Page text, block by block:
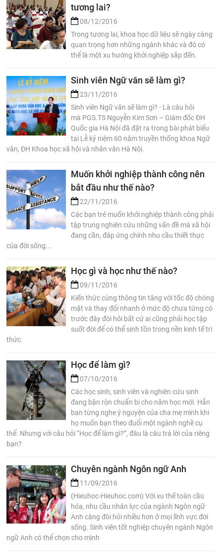
tương lai?
08/12/2016
Trong tương lai, khoa học dữ liệu sẽ ngày càng
quan trọng hơn những ngành khác và đó có
thể là một xu hướng khởi nghiệp sắp đến.
Sinh viên Ngữ văn sẽ làm gì?
23/11/2016
Sinh viên Ngữ văn sẽ làm gì? - Là câu hỏi
mà PGS.TS Nguyễn Kim Sơn – Giám đốc ĐH
Quốc gia Hà Nội đã đặt ra trong bài phát biểu
tại Lễ kỷ niệm 60 năm truyền thống khoa Ngữ
văn, ĐH Khoa học xã hội và nhân văn Hà Nội.
Muốn khởi nghiệp thành công nên
bắt đầu như thế nào?
22/11/2016
Các bạn trẻ muốn khởi nghiệp thành công phải
tập trung nghiên cứu những vấn đề mà xã hội
đang cần, đáp ứng chính nhu cầu thiết thực
của đời sống...
Học gì và học như thế nào?
09/11/2016
Kiến thức cùng thông tin tăng với tốc độ chóng
mặt và thay đổi nhanh ở mức độ chưa từng có
trước đây đòi hỏi bất cứ ai cũng phải học tập
suốt đời để có thể sinh tồn trong nền kinh tế tri
thức.
Học để làm gì?
07/10/2016
Các học sinh, sinh viên và nghiên cứu sinh
đang bận rộn chuẩn bị cho năm học mới. Hẳn
bạn từng nghe ý nguyện của cha mẹ mình khi
họ muốn bạn theo đuổi một ngành nghề cụ
thể. Nhưng với câu hỏi “Học để làm gì?”, đâu là câu trả lời của riêng
bạn?
Chuyên ngành Ngôn ngữ Anh
11/09/2016
(Hieuhoc-Hieuhoc.com) Với xu thế toàn cầu
hóa, nhu cầu nhân lực của ngành Ngôn ngữ
Anh càng đòi hỏi nhiều hơn ở mọi lĩnh vực đời
sống. Sinh viên tốt nghiệp chuyên ngành Ngôn
ngữ Anh có thể chọn cho mình